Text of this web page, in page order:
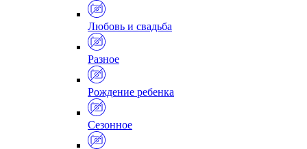
Любовь и свадьба
Разное
Рождение ребенка
Сезонное